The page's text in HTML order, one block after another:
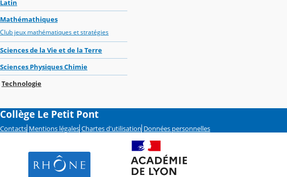
Latin
Mathémathiques
Club jeux mathématiques et stratégies
Sciences de la Vie et de la Terre
Sciences Physiques Chimie
Technologie
Collège Le Petit Pont
Contacts Mentions légales Chartes d'utilisation Données personnelles